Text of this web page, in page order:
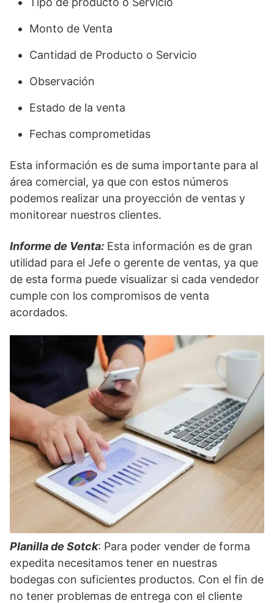
Monto de Venta
Cantidad de Producto o Servicio
Observación
Estado de la venta
Fechas comprometidas
Esta información es de suma importante para al
área comercial, ya que con estos números
podemos realizar una proyección de ventas y
monitorear nuestros clientes.
Informe de Venta: Esta información es de gran
utilidad para el Jefe o gerente de ventas, ya que
de esta forma puede visualizar si cada vendedor
cumple con los compromisos de venta
acordados.
Planilla de Sotck: Para poder vender de forma
expedita necesitamos tener en nuestras
bodegas con suficientes productos. Con el fin de
no tener problemas de entrega con el cliente